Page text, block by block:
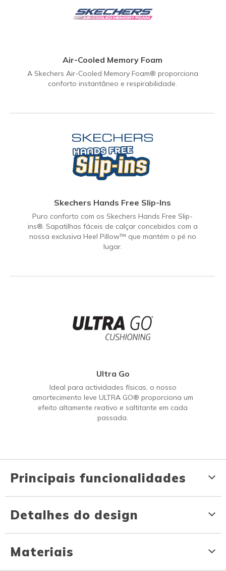
Air-Cooled Memory Foam
A Skechers Air-Cooled Memory Foam® proporciona
conforto instantâneo e respirabilidade.
Skechers Hands Free Slip-Ins
Puro conforto com os Skechers Hands Free Slip-
ins®. Sapatilhas fáceis de calçar concebidos com a
nossa exclusiva Heel Pillow™ que mantém o pé no
lugar.
Ultra Go
Ideal para actividades físicas, o nosso
amortecimento leve ULTRA GO® proporciona um
efeito altamente reativo e saltitante em cada
passada.
Principais funcionalidades
Detalhes do design
Materiais